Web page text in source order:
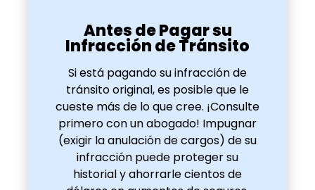
Antes de Pagar su
Infracción de Tránsito
Si está pagando su infracción de
tránsito original, es posible que le
cueste más de lo que cree. ¡Consulte
primero con un abogado! Impugnar
(exigir la anulación de cargos) de su
infracción puede proteger su
historial y ahorrarle cientos de